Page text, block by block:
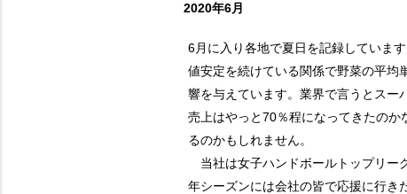
2020年6月
6月に入り各地で夏日を記録していま
値安定を続けている関係で野菜の平均
響を与えています。業界で言うとスー
売上はやっと70％程になってきたのか
るのかもしれません。
当社は女子ハンドボールトップリー
年シーズンには会社の皆で応援に行き